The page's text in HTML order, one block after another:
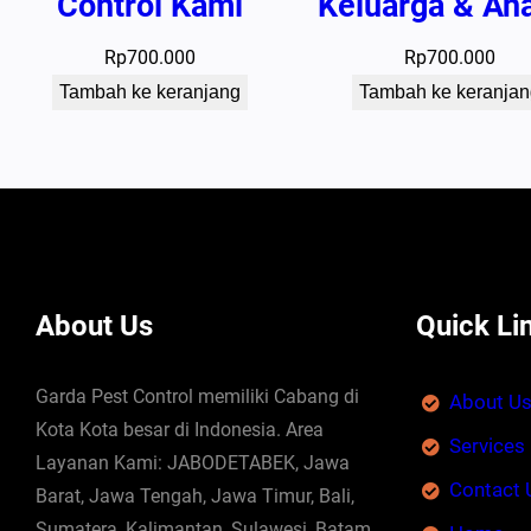
Rp700.000
Tambah ke keranjang
Rp700.000
Tambah ke
About Us
Garda Pest Control memiliki Cabang di
Kota Kota besar di Indonesia. Area
Layanan Kami: JABODETABEK, Jawa
Barat, Jawa Tengah, Jawa Timur, Bali,
Quick
About Us
Services
Contact